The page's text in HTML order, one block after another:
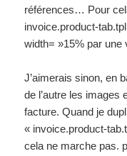
références… Pour
invoice.product-
width= »15% par une
J’aimerais sinon, en
de l’autre les images
facture. Quand je
« invoice.product-
cela ne marche pas.